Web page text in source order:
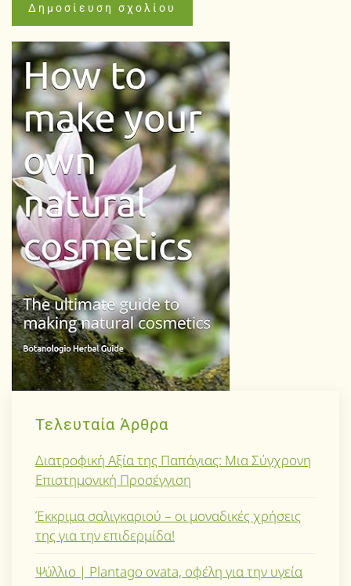
Δημοσίευση σχολίου
Τελευταία Άρθρα
Διατροφική Αξία της Παπάγιας: Μια Σύγχρονη
Επιστημονική Προσέγγιση
Έκκριμα σαλιγκαριού – οι μοναδικές χρήσεις
της για την επιδερμίδα!
Ψύλλιο | Plantago ovata, οφέλη για την υγεία